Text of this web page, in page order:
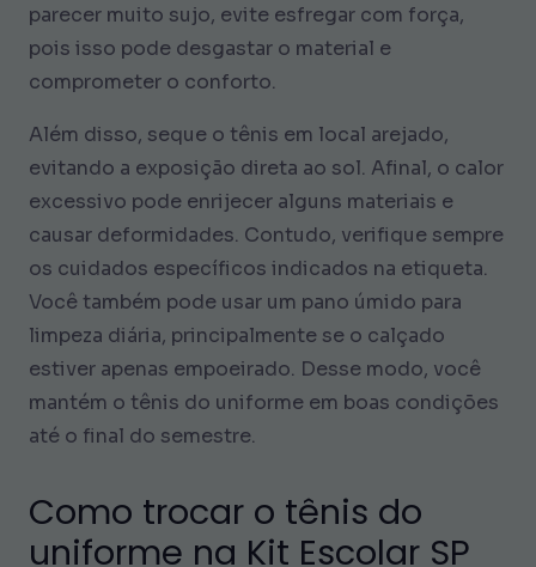
parecer muito sujo, evite esfregar com força,
pois isso pode desgastar o material e
comprometer o conforto.
Além disso, seque o tênis em local arejado,
evitando a exposição direta ao sol. Afinal, o calor
excessivo pode enrijecer alguns materiais e
causar deformidades. Contudo, verifique sempre
os cuidados específicos indicados na etiqueta.
Você também pode usar um pano úmido para
limpeza diária, principalmente se o calçado
estiver apenas empoeirado. Desse modo, você
mantém o tênis do uniforme em boas condições
até o final do semestre.
Como trocar o tênis do
uniforme na Kit Escolar SP